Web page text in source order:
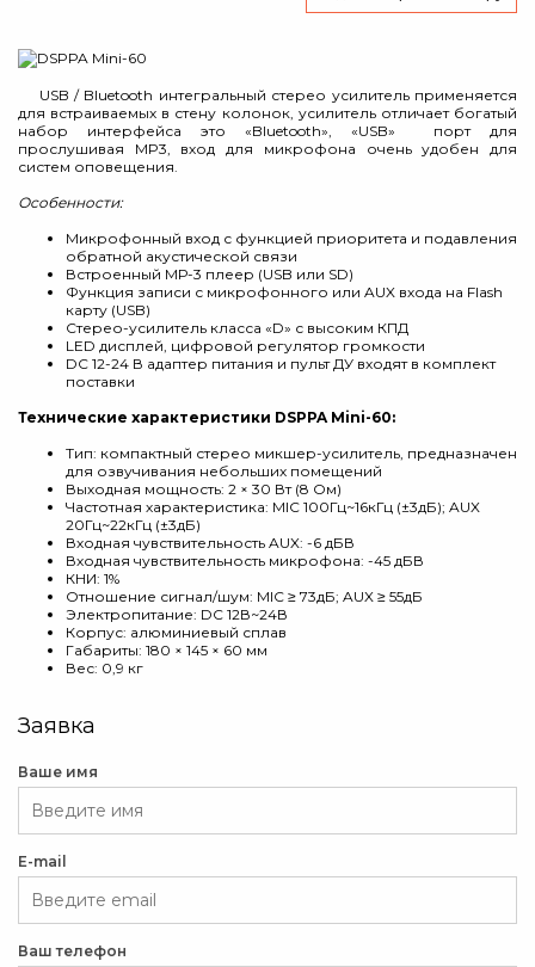
USB / Bluetooth интегральный стерео усилитель применяется
для встраиваемых в стену колонок, усилитель отличает богатый
набор интерфейса это «Bluetooth», «USB» порт для
прослушивая MP3, вход для микрофона очень удобен для
систем оповещения.
Особенности:
Микрофонный вход с функцией приоритета и подавления
обратной акустической связи
Встроенный МР-3 плеер (USB или SD)
Функция записи с микрофонного или AUX входа на Flash
карту (USB)
Стерео-усилитель класса «D» с высоким КПД
LED дисплей, цифровой регулятор громкости
DC 12-24 В адаптер питания и пульт ДУ входят в комплект
поставки
Технические характеристики DSPPA Mini-60:
Тип: компактный стерео микшер-усилитель, предназначен
для озвучивания небольших помещений
Выходная мощность: 2 × 30 Вт (8 Ом)
Частотная характеристика: MIC 100Гц~16кГц (±3дБ); AUX
20Гц~22кГц (±3дБ)
Входная чувствительность AUX: -6 дБВ
Входная чувствительность микрофона: -45 дБВ
КНИ: 1%
Отношение сигнал/шум: MIC ≥ 73дБ; AUX ≥ 55дБ
Электропитание: DC 12В~24В
Корпус: алюминиевый сплав
Габариты: 180 × 145 × 60 мм
Вес: 0,9 кг
Заявка
Ваше имя
E-mail
Ваш телефон